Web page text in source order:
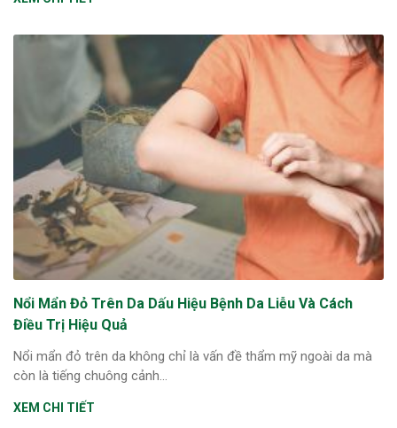
Nổi Mẩn Đỏ Trên Da Dấu Hiệu Bệnh Da Liễu Và Cách
Điều Trị Hiệu Quả
Nổi mẩn đỏ trên da không chỉ là vấn đề thẩm mỹ ngoài da mà
còn là tiếng chuông cảnh...
XEM CHI TIẾT